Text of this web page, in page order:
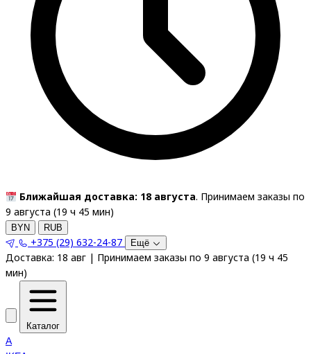
Ближайшая доставка: 18 августа. Принимаем заказы по
9 августа (19 ч 45 мин)
BYN RUB
+375 (29) 632-24-87 Ещё
Доставка: 18 авг | Принимаем заказы по 9 августа (19 ч 45
мин)
Каталог
A